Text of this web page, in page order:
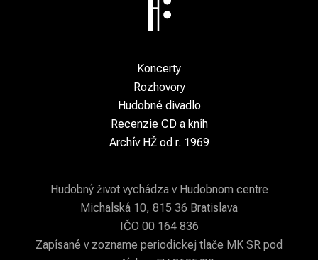
Koncerty
Rozhovory
Hudobné divadlo
Recenzie CD a kníh
Archív HŽ od r. 1969
Hudobný život vychádza v Hudobnom centre
Michalská 10, 815 36 Bratislava
IČO 00 164 836
Zapísané v zozname periodickej tlače MK SR pod